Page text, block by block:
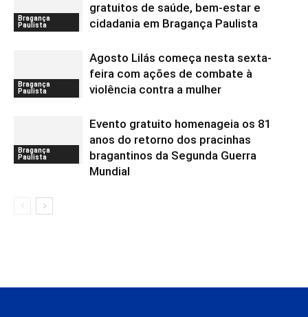
Bragança
Paulista
gratuitos de saúde, bem-estar e
cidadania em Bragança Paulista
Bragança
Paulista
Agosto Lilás começa nesta sexta-
feira com ações de combate à
violência contra a mulher
Bragança
Paulista
Evento gratuito homenageia os 81
anos do retorno dos pracinhas
bragantinos da Segunda Guerra
Mundial